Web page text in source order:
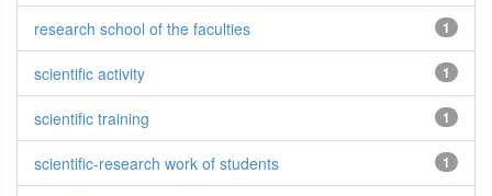
1
research school of the faculties
1
scientific activity
1
scientific training
1
scientific-research work of students